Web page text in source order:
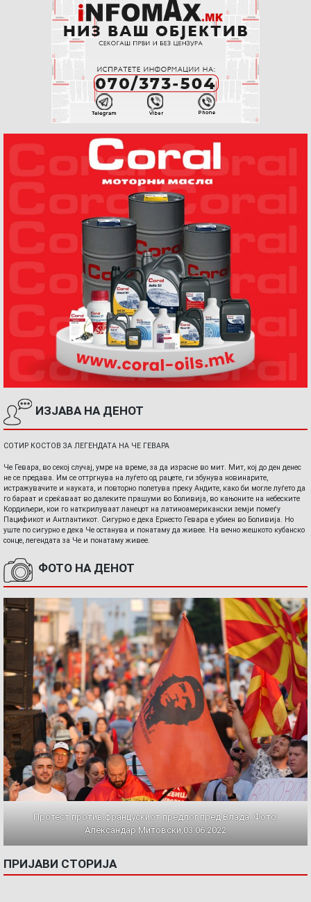
ИЗЈАВА НА ДЕНОТ
СОТИР КОСТОВ ЗА ЛЕГЕНДАТА НА ЧЕ ГЕВАРА
Че Гевара, во секој случај, умре на време, за да израсне во мит. Мит, кој до ден денес
не се предава. Им се оттргнува на луѓето од рацете, ги збунува новинарите,
истражувачите и науката, и повторно полетува преку Андите, како би могле луѓето да
го бараат и среќаваат во далеките прашуми во Боливија, во кањоните на небеските
Кордиљери, кои го наткрилуваат ланецот на латиноамерикански земји помеѓу
Пацификот и Антлантикот. Сигурно е дека Ернесто Гевара е убиен во Боливија. Но
уште по сигурно е дека Че останува и понатаму да живее. На вечно жешкото кубанско
сонце, легендата за Че и понатаму живее.
ФОТО НА ДЕНОТ
Протест против францускиот предлог пред Влада. Фото:
Александар Митовски,03.06.2022
ПРИЈАВИ СТОРИЈА